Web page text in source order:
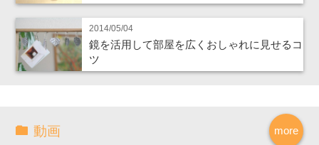
2014/05/04
鏡を活用して部屋を広くおしゃれに見せるコ
ツ
more
動画